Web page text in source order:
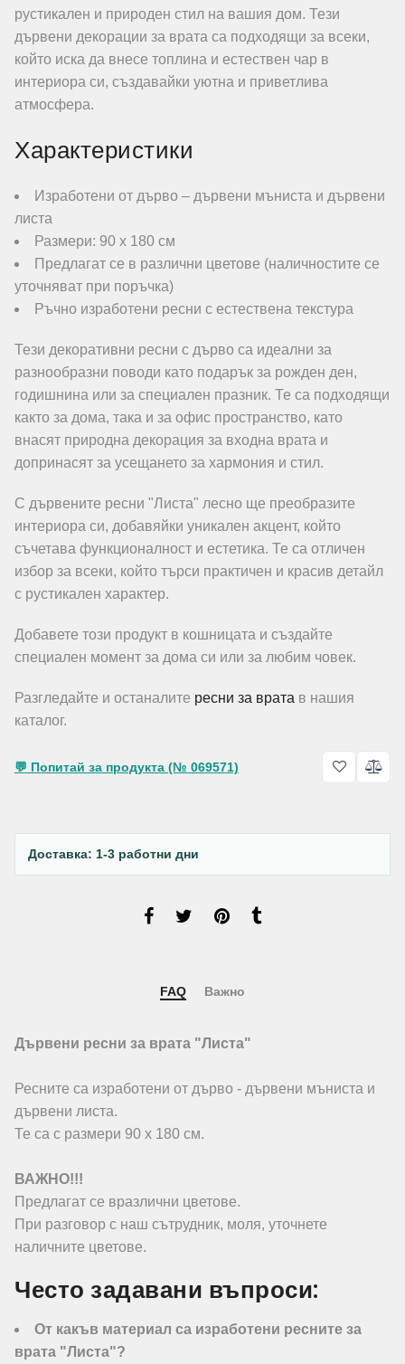
рустикален и природен стил на вашия дом. Тези
дървени декорации за врата са подходящи за всеки,
който иска да внесе топлина и естествен чар в
интериора си, създавайки уютна и приветлива
атмосфера.
Характеристики
Изработени от дърво – дървени мъниста и дървени
листа
Размери: 90 х 180 см
Предлагат се в различни цветове (наличностите се
уточняват при поръчка)
Ръчно изработени ресни с естествена текстура
Тези декоративни ресни с дърво са идеални за
разнообразни поводи като подарък за рожден ден,
годишнина или за специален празник. Те са подходящи
както за дома, така и за офис пространство, като
внасят природна декорация за входна врата и
допринасят за усещането за хармония и стил.
С дървените ресни "Листа" лесно ще преобразите
интериора си, добавяйки уникален акцент, който
съчетава функционалност и естетика. Те са отличен
избор за всеки, който търси практичен и красив детайл
с рустикален характер.
Добавете този продукт в кошницата и създайте
специален момент за дома си или за любим човек.
Разгледайте и останалите ресни за врата в нашия
каталог.
💬 Попитай за продукта (№ 069571)
Доставка: 1-3 работни дни
FAQ Важно
Дървени ресни за врата "Листа"
Ресните са изработени от дърво - дървени мъниста и
дървени листа.
Те са с размери 90 х 180 см.
ВАЖНО!!!
Предлагат се вразлични цветове.
При разговор с наш сътрудник, моля, уточнете
наличните цветове.
Често задавани въпроси:
От какъв материал са изработени ресните за
врата "Листа"?